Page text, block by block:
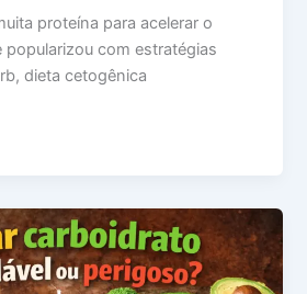
proteína para acelerar o
popularizou com estratégias
dieta cetogênica